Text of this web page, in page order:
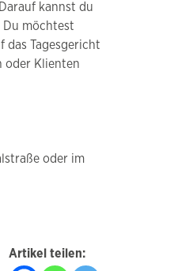
kannst du
Du möchtest
das Tagesgericht
oder Klienten
oder im
Artikel teilen: